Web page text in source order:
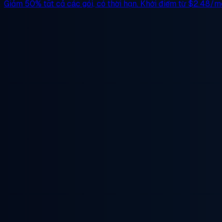
Giảm 50% tất cả các gói, có thời hạn. Khởi điểm từ$2.48/